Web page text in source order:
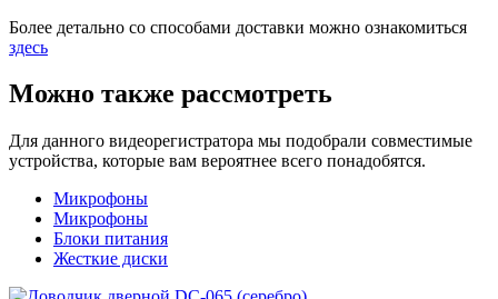
Более детально со способами доставки можно ознакомиться
здесь
Можно также рассмотреть
Для данного видеорегистратора мы подобрали совместимые
устройства, которые вам вероятнее всего понадобятся.
Микрофоны
Микрофоны
Блоки питания
Жесткие диски